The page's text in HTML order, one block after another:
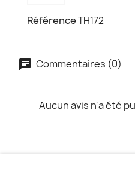
RéférenceTH172
Commentaires (0)
Aucun avis n'a été